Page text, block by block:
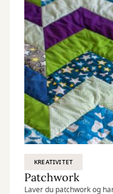
KREATIVITET
Patchwork
Laver du patchwork og